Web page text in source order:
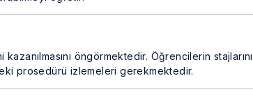
öngörmektedir. Öğrencilerin stajlarını
prosedürü izlemeleri gerekmektedir.